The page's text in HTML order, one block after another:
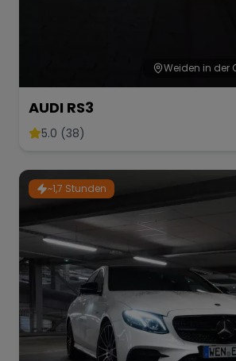
Bugatti Lotus
Range Rover Corvette
Weiden in der
AUDI RS3
5.0 (38)
~1,7 Stunden